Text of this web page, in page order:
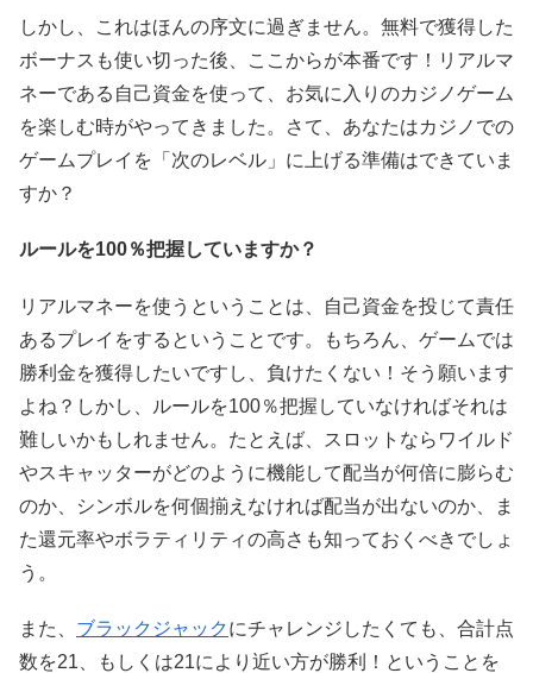
しかし、これはほんの序文に過ぎません。無料で獲得した
ボーナスも使い切った後、ここからが本番です！リアルマ
ネーである自己資金を使って、お気に入りのカジノゲーム
を楽しむ時がやってきました。さて、あなたはカジノでの
ゲームプレイを「次のレベル」に上げる準備はできていま
すか？
ルールを100％把握していますか？
リアルマネーを使うということは、自己資金を投じて責任
あるプレイをするということです。もちろん、ゲームでは
勝利金を獲得したいですし、負けたくない！そう願います
よね？しかし、ルールを100％把握していなければそれは
難しいかもしれません。たとえば、スロットならワイルド
やスキャッターがどのように機能して配当が何倍に膨らむ
のか、シンボルを何個揃えなければ配当が出ないのか、ま
た還元率やボラティリティの高さも知っておくべきでしょ
う。
また、 ブラックジャックにチャレンジしたくても、合計点
数を21、もしくは21により近い方が勝利！ということを